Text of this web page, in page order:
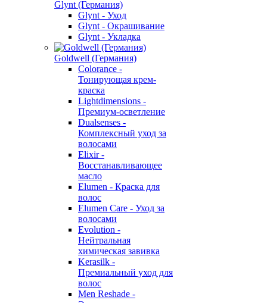
Glynt (Германия)
Glynt - Уход
Glynt - Окрашивание
Glynt - Укладка
Goldwell (Германия)
Colorance -
Тонирующая крем-
краска
Lightdimensions -
Премиум-осветление
Dualsenses -
Комплексный уход за
волосами
Elixir -
Восстанавливающее
масло
Elumen - Краска для
волос
Elumen Care - Уход за
волосами
Evolution -
Нейтральная
химическая завивка
Kerasilk -
Премиальный уход для
волос
Men Reshade -